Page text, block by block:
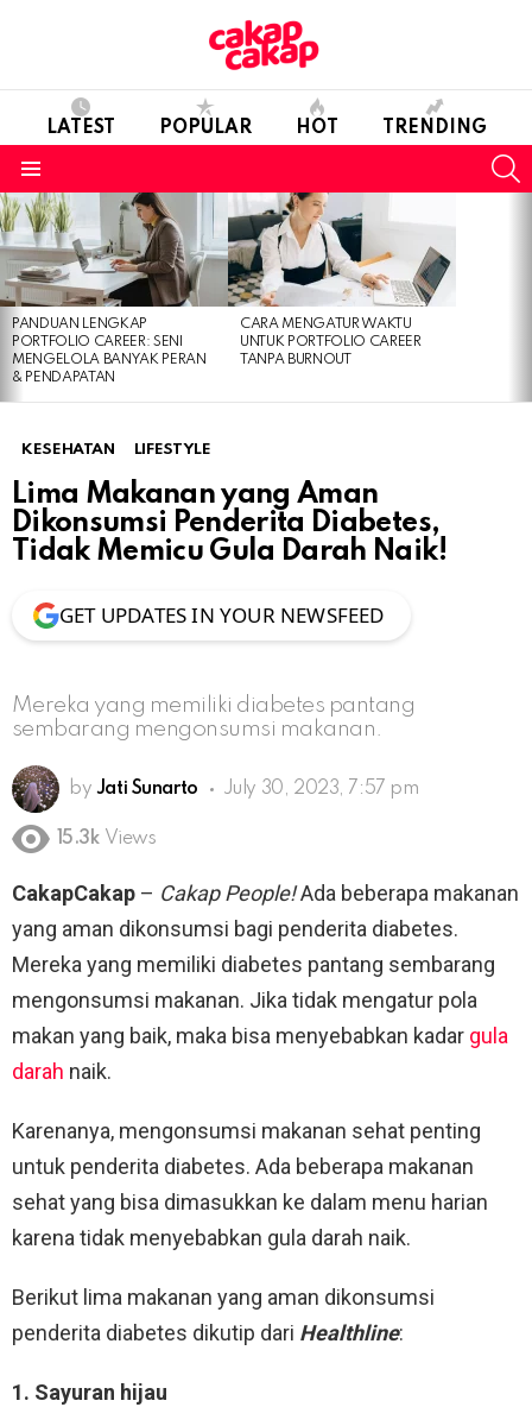
LATEST POPULAR HOT TRENDING
LATEST
STORIES
PANDUAN LENGKAP
PORTFOLIO CAREER: SENI
MENGELOLA BANYAK PERAN
& PENDAPATAN
CARA MENGATUR WAKTU
UNTUK PORTFOLIO CAREER
TANPA BURNOUT
KESEHATAN LIFESTYLE
Lima Makanan yang Aman
Dikonsumsi Penderita Diabetes,
Tidak Memicu Gula Darah Naik!
GET UPDATES IN YOUR NEWSFEED
Mereka yang memiliki diabetes pantang
sembarang mengonsumsi makanan.
by Jati Sunarto July 30, 2023, 7:57 pm
15.3k Views
CakapCakap – Cakap People!Ada beberapa makanan
yang aman dikonsumsi bagi penderita diabetes.
Mereka yang memiliki diabetes pantang sembarang
mengonsumsi makanan. Jika tidak mengatur pola
makan yang baik, maka bisa menyebabkan kadar gula
darah naik.
Karenanya, mengonsumsi makanan sehat penting
untuk penderita diabetes. Ada beberapa makanan
sehat yang bisa dimasukkan ke dalam menu harian
karena tidak menyebabkan gula darah naik.
Berikut lima makanan yang aman dikonsumsi
penderita diabetes dikutip dari Healthline:
1. Sayuran hijau